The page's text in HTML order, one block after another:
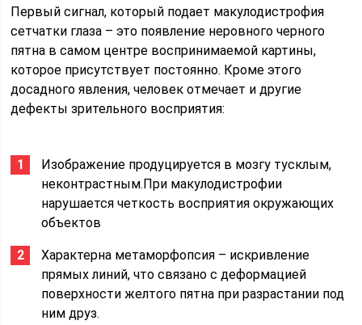
Первый сигнал, который подает макулодистрофия
сетчатки глаза – это появление неровного черного
пятна в самом центре воспринимаемой картины,
которое присутствует постоянно. Кроме этого
досадного явления, человек отмечает и другие
дефекты зрительного восприятия:
Изображение продуцируется в мозгу тусклым,
неконтрастным.При макулодистрофии
нарушается четкость восприятия окружающих
объектов
Характерна метаморфопсия – искривление
прямых линий, что связано с деформацией
поверхности желтого пятна при разрастании под
ним друз.